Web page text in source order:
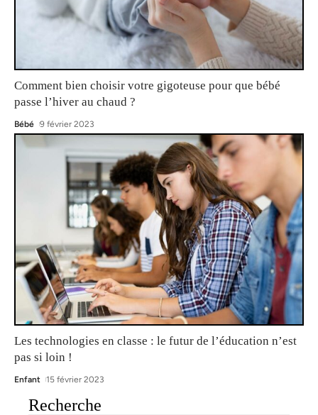
Comment bien choisir votre gigoteuse pour que bébé
passe l’hiver au chaud ?
Bébé 9 février 2023
Les technologies en classe : le futur de l’éducation n’est
pas si loin !
Enfant 15 février 2023
Recherche